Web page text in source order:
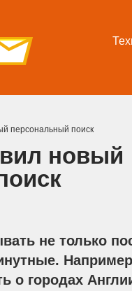
персональный поиск
новый
не только
о городах